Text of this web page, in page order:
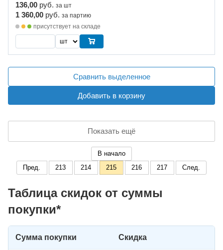
136,00 руб. за шт
1 360,00 руб. за партию
присутствует на складе
Сравнить выделенное
Добавить в корзину
Показать ещё
В начало
Пред.
213 214 215 216 217 След.
Таблица скидок от суммы
покупки*
Сумма покупки Скидка